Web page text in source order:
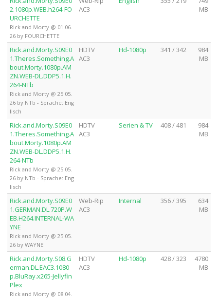
2.1080p.WEB.h264-FO
URCHETTE
Rick and Morty @ 01.06.
26 by FOURCHETTE
AC3
MB
Rick.and.Morty.S09E0
1.Theres.Something.A
bout.Morty.1080p.AM
ZN.WEB-DL.DDP5.1.H.
264-NTb
Rick and Morty @ 25.05.
26 by NTb - Sprache: Eng
lisch
HDTV
AC3
Hd-1080p 341 / 342
984
MB
Rick.and.Morty.S09E0
1.Theres.Something.A
bout.Morty.1080p.AM
ZN.WEB-DL.DDP5.1.H.
264-NTb
Rick and Morty @ 25.05.
26 by NTb - Sprache: Eng
lisch
HDTV
AC3
Serien & TV 408 / 481
984
MB
Rick.and.Morty.S09E0
1.GERMAN.DL.720P.W
EB.H264.INTERNAL-WA
YNE
Rick and Morty @ 25.05.
26 by WAYNE
Web-Rip
AC3
Internal 356 / 395
634
MB
Rick.and.Morty.S08.G
erman.DL.EAC3.1080
p.BluRay.x265-Jellyfin
Plex
Rick and Morty @ 08.04.
HDTV
AC3
Hd-1080p 428 / 323
4780
MB